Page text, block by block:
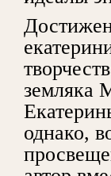
земляка
однако,